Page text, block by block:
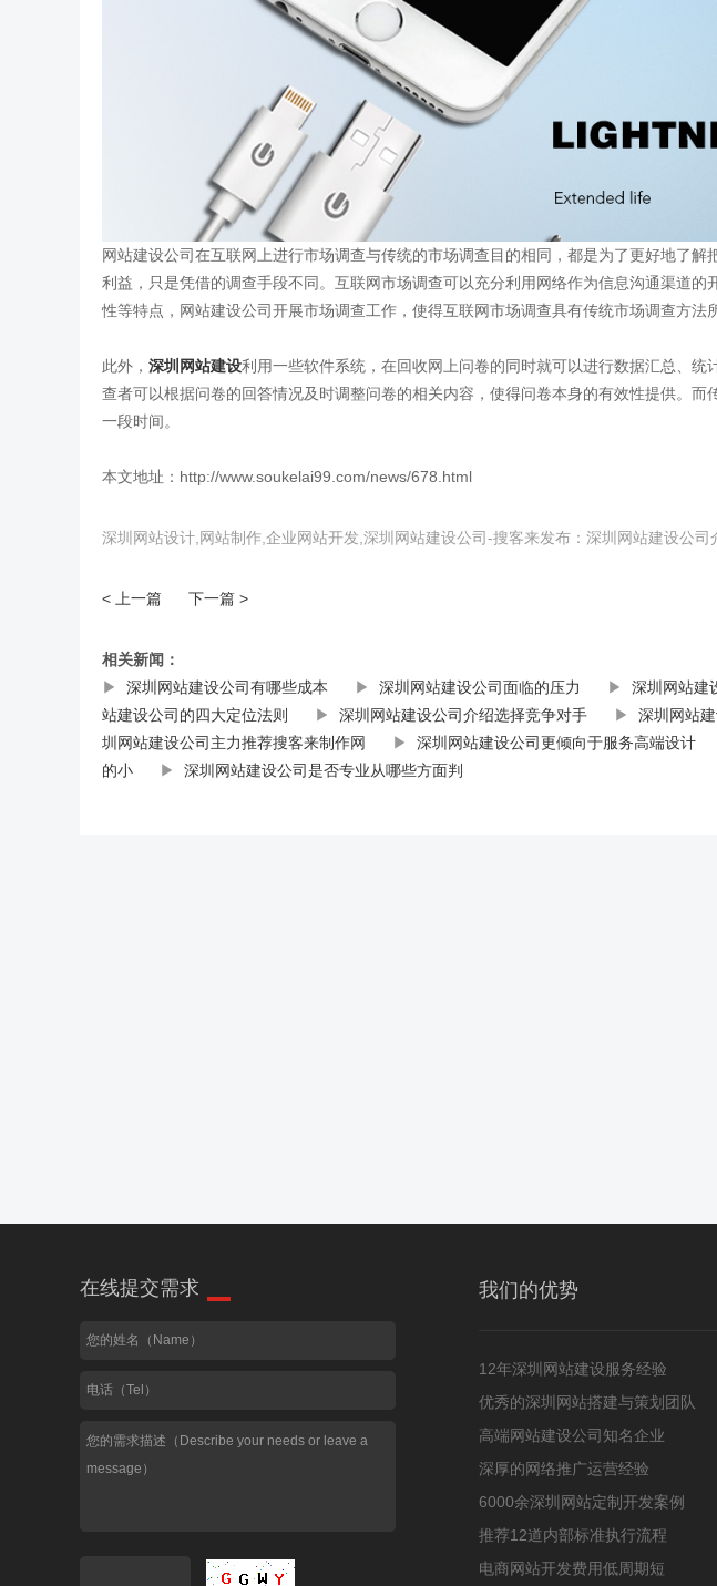
网站建设公司在互联网上进行市场调查与传统的市场调查目的相同，都是为了更好地了解
利益，只是凭借的调查手段不同。互联网市场调查可以充分利用网络作为信息沟通渠道的
性等特点，网站建设公司开展市场调查工作，使得互联网市场调查具有传统市场调查方法
此外， 深圳网站建设利用一些软件系统，在回收网上问卷的同时就可以进行数据汇总、统
查者可以根据问卷的回答情况及时调整问卷的相关内容，使得问卷本身的有效性提供。而
一段时间。
本文地址：http://www.soukelai99.com/news/678.html
深圳网站设计,网站制作,企业网站开发,深圳网站建设公司-搜客来发布：深圳网站建设公司
< 上一篇 下一篇 >
相关新闻：
▶ 深圳网站建设公司有哪些成本 ▶ 深圳网站建设公司面临的压力 ▶ 深圳网站建
站建设公司的四大定位法则
▶ 深圳网站建设公司介绍选择竞争对手 ▶ 深圳网站
圳网站建设公司主力推荐搜客来制作网
▶ 深圳网站建设公司更倾向于服务高端设计
的小 ▶ 深圳网站建设公司是否专业从哪些方面判
在线提交需求 我们的优势
12年深圳网站建设服务经验
优秀的深圳网站搭建与策划团队
高端网站建设公司知名企业
深厚的网络推广运营经验
6000余深圳网站定制开发案例
推荐12道内部标准执行流程
电商网站开发费用低周期短